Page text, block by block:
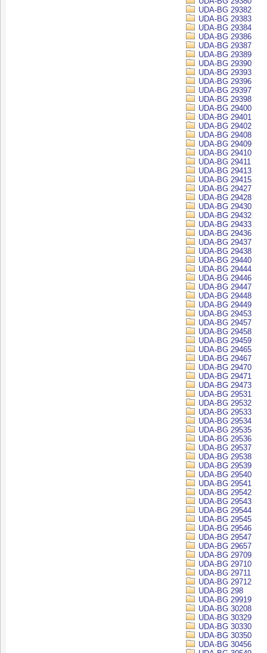
UDA-BG 29382
UDA-BG 29383
UDA-BG 29384
UDA-BG 29386
UDA-BG 29387
UDA-BG 29389
UDA-BG 29390
UDA-BG 29393
UDA-BG 29396
UDA-BG 29397
UDA-BG 29398
UDA-BG 29400
UDA-BG 29401
UDA-BG 29402
UDA-BG 29408
UDA-BG 29409
UDA-BG 29410
UDA-BG 29411
UDA-BG 29413
UDA-BG 29415
UDA-BG 29427
UDA-BG 29428
UDA-BG 29430
UDA-BG 29432
UDA-BG 29433
UDA-BG 29436
UDA-BG 29437
UDA-BG 29438
UDA-BG 29440
UDA-BG 29444
UDA-BG 29446
UDA-BG 29447
UDA-BG 29448
UDA-BG 29449
UDA-BG 29453
UDA-BG 29457
UDA-BG 29458
UDA-BG 29459
UDA-BG 29465
UDA-BG 29467
UDA-BG 29470
UDA-BG 29471
UDA-BG 29473
UDA-BG 29531
UDA-BG 29532
UDA-BG 29533
UDA-BG 29534
UDA-BG 29535
UDA-BG 29536
UDA-BG 29537
UDA-BG 29538
UDA-BG 29539
UDA-BG 29540
UDA-BG 29541
UDA-BG 29542
UDA-BG 29543
UDA-BG 29544
UDA-BG 29545
UDA-BG 29546
UDA-BG 29547
UDA-BG 29657
UDA-BG 29709
UDA-BG 29710
UDA-BG 29711
UDA-BG 29712
UDA-BG 298
UDA-BG 29919
UDA-BG 30208
UDA-BG 30329
UDA-BG 30330
UDA-BG 30350
UDA-BG 30456